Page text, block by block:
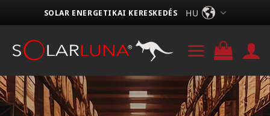
content
SOLAR ENERGETIKAI KERESKEDÉS HU